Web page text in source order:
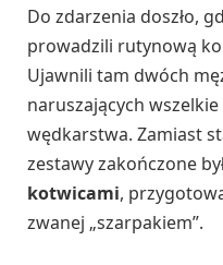
Do zdarzenia doszło,
prowadzili rutynową
Ujawnili tam dwóch
naruszających
wędkarstwa. Zamiast
zestawy zakończone
kotwicami,
zwanej „szarpakiem”.